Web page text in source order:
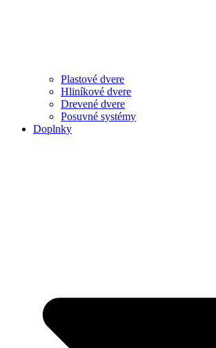
Plastové dvere
Hliníkové dvere
Drevené dvere
Posuvné systémy
Doplnky